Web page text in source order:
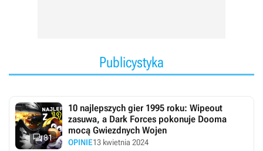
Publicystyka
81
10 najlepszych gier 1995 roku: Wipeout
zasuwa, a Dark Forces pokonuje Dooma
mocą Gwiezdnych Wojen
OPINIE13 kwietnia 2024